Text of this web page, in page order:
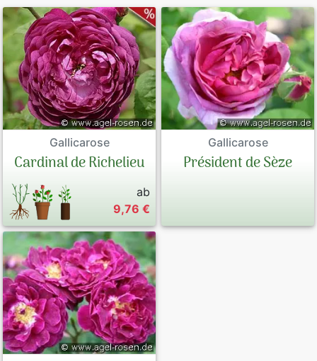
Gallicarose
Cardinal de Richelieu
ab
9,76 €
Gallicarose
Président de Sèze